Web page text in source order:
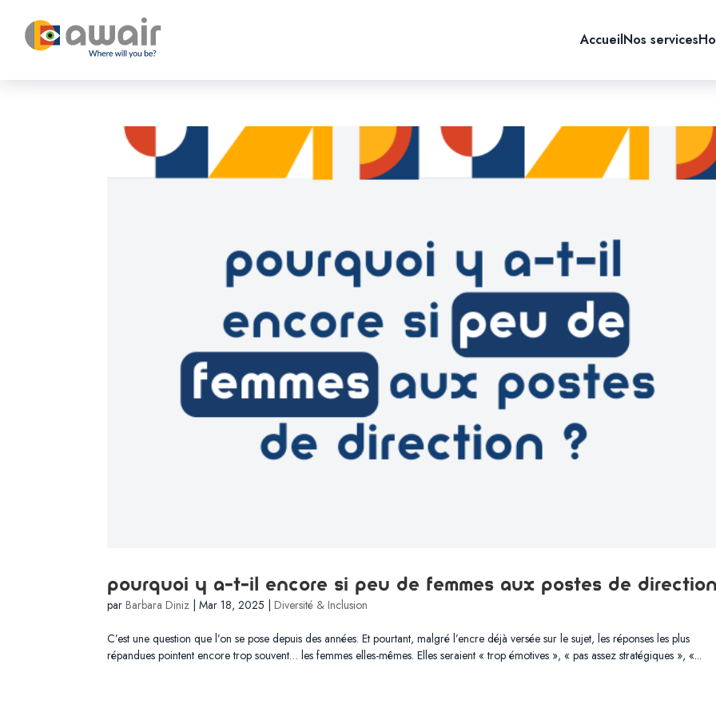
AccueilNos services
Pourquoi y a-t-il encore si peu de femmes aux postes de
parBarbara Diniz |Mar 18, 2025 |Diversité & Inclusion
C’est une question que l’on se pose depuis des années. Et pourtant, malgré l’encre déjà versée sur le sujet, les réponses les plus
répandues pointent encore trop souvent… les femmes elles-mêmes. Elles seraient « trop émotives », « pas assez stratégiques », «...